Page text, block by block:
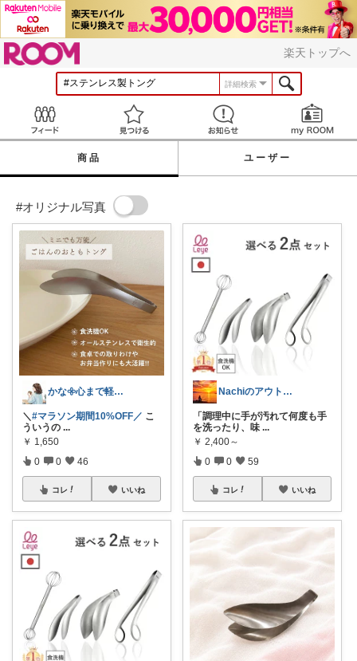
楽天トップへ
詳細検索
見つける お知らせ
商品 ユーザー
#オリジナル写真
かな𖧷心まで軽くなる暮らしの記録🌿
＼ #マラソン期間10%OFF／ こ
ういうの ...
￥ 1,650
0 0 46
コレ いいね
Nachiのアウトドアライフ⛺️🎣
「調理中に手が汚れて何度も手
を洗ったり、味 ...
￥ 2,400～
0 0 59
コレ いいね